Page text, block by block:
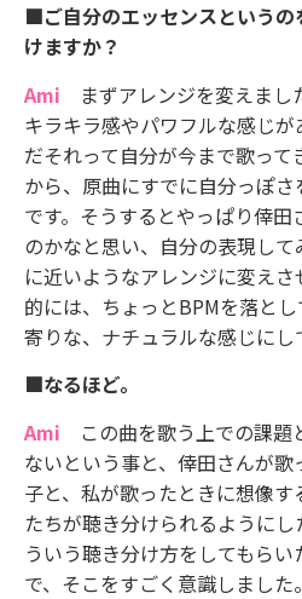
■ご自分のエッセンスというの
けますか？
Ami
まずアレンジを変えまし
キラキラ感やパワフルな感じ
だそれって自分が今まで歌っ
から、原曲にすでに自分っぽ
です。そうするとやっぱり倖田
のかなと思い、自分の表現し
に近いようなアレンジに変え
的には、ちょっとBPMを落と
寄りな、ナチュラルな感じにし
■なるほど。
Ami
この曲を歌う上での課
ないという事と、倖田さんが
子と、私が歌ったときに想像
たちが聴き分けられるように
ういう聴き分け方をしてもら
で、そこをすごく意識しました。